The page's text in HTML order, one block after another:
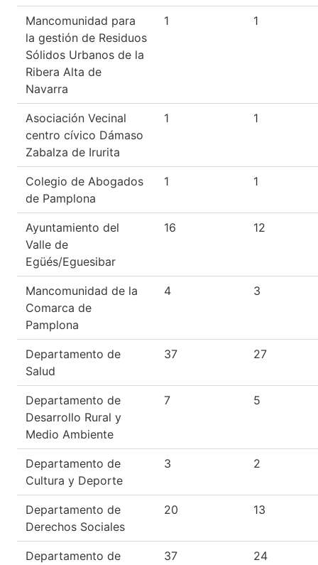
Mancomunidad para
la gestión de Residuos
Sólidos Urbanos de la
Ribera Alta de
Navarra
1 1
Asociación Vecinal
centro cívico Dámaso
Zabalza de Irurita
1 1
Colegio de Abogados
de Pamplona
1 1
Ayuntamiento del
Valle de
Egüés/Eguesibar
16 12
Mancomunidad de la
Comarca de
Pamplona
4 3
Departamento de
Salud
37 27
Departamento de
Desarrollo Rural y
Medio Ambiente
7 5
Departamento de
Cultura y Deporte
3 2
Departamento de
Derechos Sociales
20 13
Departamento de
37 24